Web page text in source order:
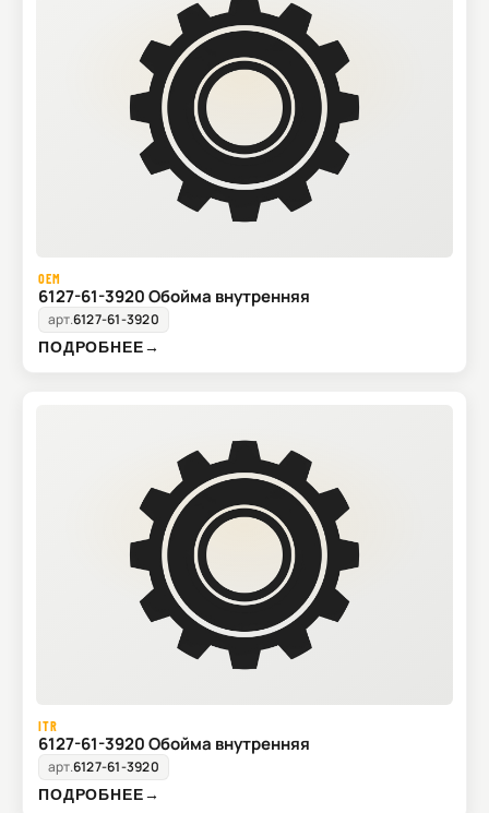
OEM
6127-61-3920 Обойма внутренняя
арт.6127-61-3920
ПОДРОБНЕЕ→
ITR
6127-61-3920 Обойма внутренняя
арт.6127-61-3920
ПОДРОБНЕЕ→